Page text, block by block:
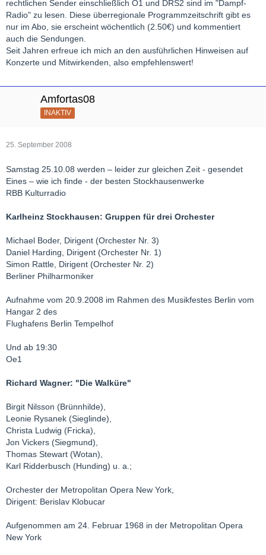
rechtlichen Sender einschließlich Ö1 und DRS2 sind im "Dampf-
Radio" zu lesen. Diese überregionale Programmzeitschrift gibt es
nur im Abo, sie erscheint wöchentlich (2.50€) und kommentiert
auch die Sendungen.
Seit Jahren erfreue ich mich an den ausführlichen Hinweisen auf
Konzerte und Mitwirkenden, also empfehlenswert!
Amfortas08
INAKTIV
25. September 2008
Samstag 25.10.08 werden – leider zur gleichen Zeit - gesendet
Eines – wie ich finde - der besten Stockhausenwerke
RBB Kulturradio
Karlheinz Stockhausen: Gruppen für drei Orchester
Michael Boder, Dirigent (Orchester Nr. 3)
Daniel Harding, Dirigent (Orchester Nr. 1)
Simon Rattle, Dirigent (Orchester Nr. 2)
Berliner Philharmoniker
Aufnahme vom 20.9.2008 im Rahmen des Musikfestes Berlin vom
Hangar 2 des
Flughafens Berlin Tempelhof
Und ab 19:30
Oe1
Richard Wagner: "Die Walküre"
Birgit Nilsson (Brünnhilde),
Leonie Rysanek (Sieglinde),
Christa Ludwig (Fricka),
Jon Vickers (Siegmund),
Thomas Stewart (Wotan),
Karl Ridderbusch (Hunding) u. a.;
Orchester der Metropolitan Opera New York,
Dirigent: Berislav Klobucar
Aufgenommen am 24. Februar 1968 in der Metropolitan Opera
New York